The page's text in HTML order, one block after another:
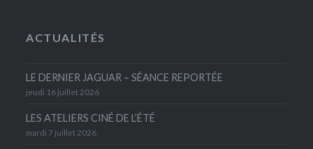
ACTUALITÉS
LE DERNIER JAGUAR – SÉANCE REPORTÉE
jeudi 16 juillet 2026
LES ATELIERS CINÉ DE L’ÉTÉ
mardi 7 juillet 2026